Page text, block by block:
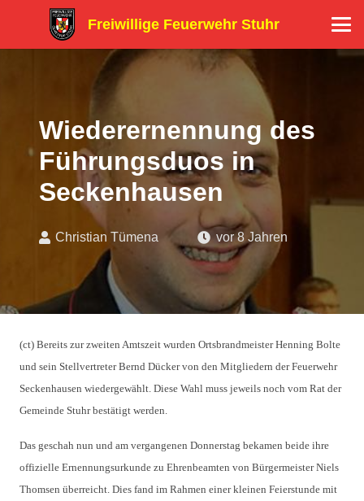
Freiwillige Feuerwehr Stuhr
Wiederernennung des
Führungsduos in
Seckenhausen
Christian Tümena vor 8 Jahren
(ct) Bereits zur zweiten Amtszeit wurden Ortsbrandmeister Henning Bolte
und sein Stellvertreter Bernd Dücker von den Mitgliedern der Feuerwehr
Seckenhausen wiedergewählt. Diese Wahl muss jeweils noch vom Rat der
Gemeinde Stuhr bestätigt werden.
Das geschah nun und am vergangenen Donnerstag bekamen beide ihre
offizielle Ernennungsurkunde zu Ehrenbeamten von Bürgermeister Niels
Thomsen überreicht. Dies fand im Rahmen einer kleinen Feierstunde mit